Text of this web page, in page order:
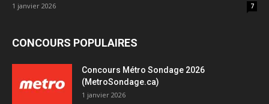
1 janvier 2026 7
CONCOURS POPULAIRES
Concours Métro Sondage 2026
(MetroSondage.ca)
1 janvier 2026